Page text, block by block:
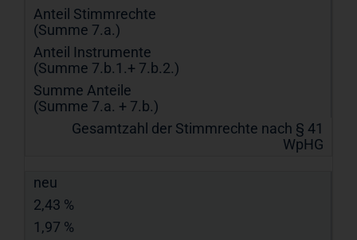
Anteil Stimmrechte
(Summe 7.a.)
Anteil Instrumente
(Summe 7.b.1.+ 7.b.2.)
Summe Anteile
(Summe 7.a. + 7.b.)
Gesamtzahl der Stimmrechte nach § 41
WpHG
neu
2,43 %
1,97 %